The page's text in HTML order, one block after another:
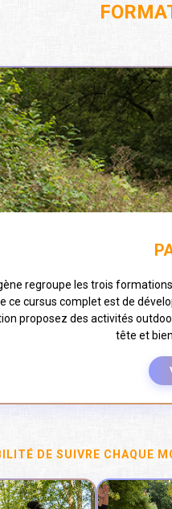
regroupe les trois
ce cursus complet est de
proposez des activités
tête et
DE SUIVRE CHAQUE